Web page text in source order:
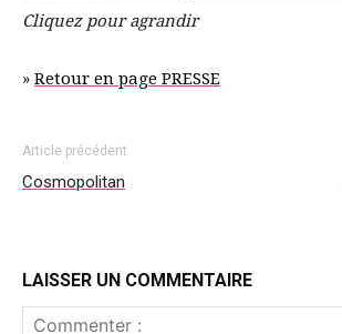
Cliquez pour agrandir
» Retour en page PRESSE
Article précédent
Cosmopolitan
LAISSER UN COMMENTAIRE